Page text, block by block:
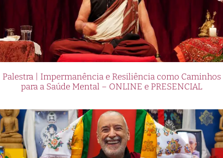
Palestra | Impermanência e Resiliência como Caminhos
para a Saúde Mental – ONLINE e PRESENCIAL